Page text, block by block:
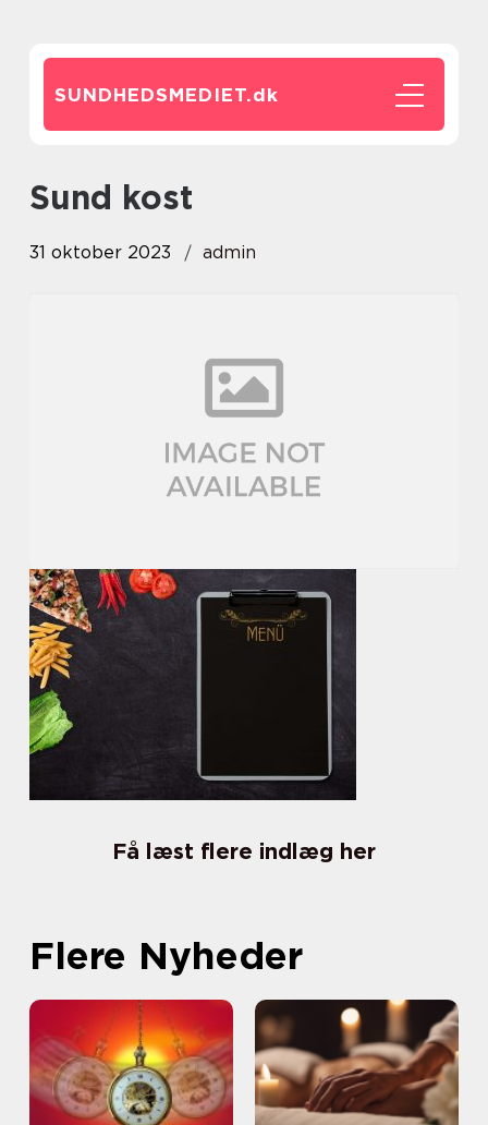
SUNDHEDSMEDIET.dk
sund kost
31 oktober 2023 admin
Få læst flere indlæg her
Flere Nyheder